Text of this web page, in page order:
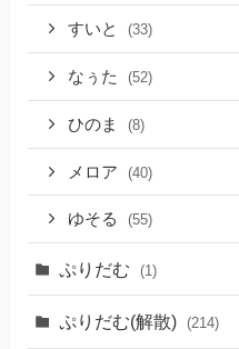
すいと (33)
なぅた (52)
ひのま (8)
メロア (40)
ゆそる (55)
ぷりだむ (1)
ぷりだむ(解散) (214)